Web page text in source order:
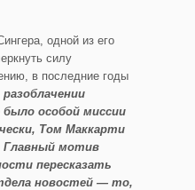
одной из его
силу
в последние годы
было особой миссии
Том Маккарти
Главный мотив
пересказать
новостей — то,